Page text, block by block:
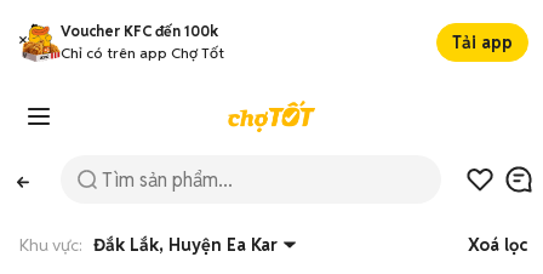
Voucher KFC đến 100k
Chỉ có trên app Chợ Tốt
Tải app
Khu vực: Đắk Lắk, Huyện Ea Kar Xoá lọc